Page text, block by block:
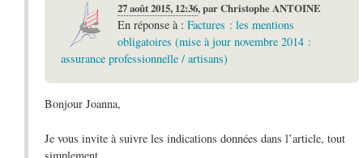
27 août 2015, 12:36,parChristophe ANTOINE
En réponse à : Factures : les mentions
obligatoires (mise à jour novembre 2014 :
assurance professionnelle / artisans)
Bonjour Joanna,
Je vous invite à suivre les indications données dans l’article, tout
simplement.